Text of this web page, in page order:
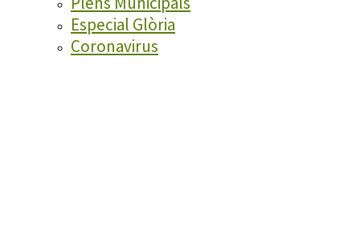
Especial Glòria
Coronavirus